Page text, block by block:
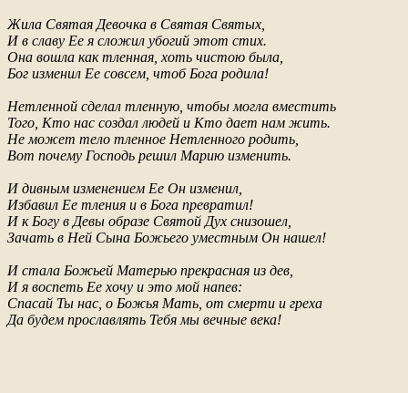
Жила Святая Девочка в Святая Святых,
И в славу Ее я сложил убогий этот стих.
Она вошла как тленная, хоть чистою была,
Бог изменил Ее совсем, чтоб Бога родила!
Нетленной сделал тленную, чтобы могла вместить
Того, Кто нас создал людей и Кто дает нам жить.
Не может тело тленное Нетленного родить,
Вот почему Господь решил Марию изменить.
И дивным изменением Ее Он изменил,
Избавил Ее тления и в Бога превратил!
И к Богу в Девы образе Святой Дух снизошел,
Зачать в Ней Сына Божьего уместным Он нашел!
И стала Божьей Матерью прекрасная из дев,
И я воспеть Ее хочу и это мой напев:
Спасай Ты нас, о Божья Мать, от смерти и греха
Да будем прославлять Тебя мы вечные века!